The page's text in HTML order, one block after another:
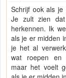
Schrijf ook als
Je zult zien
herkennen. Ik
als je er midden
je het al
wat roepen en
maar het voelt